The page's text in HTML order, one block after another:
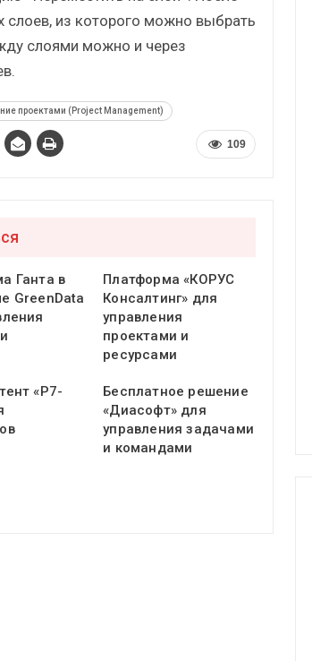
слоев, из которого можно выбрать
слоями можно и через
проектами (Project Management)
109
Ганта в
GreenData
Платформа «КОРУС
Консалтинг» для
управления
проектами и
ресурсами
«Р7-
Бесплатное решение
«Диасофт» для
управления задачами
и командами